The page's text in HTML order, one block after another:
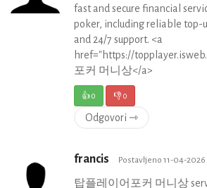
fast and secure financial
poker, including reliable top-
and 24/7 support. <a
href="https://
포커 머니상</a>
👍0 👎0
Odgovori ⇾
francis Postavljeno 11-04-
탑플레이어포커 머니상